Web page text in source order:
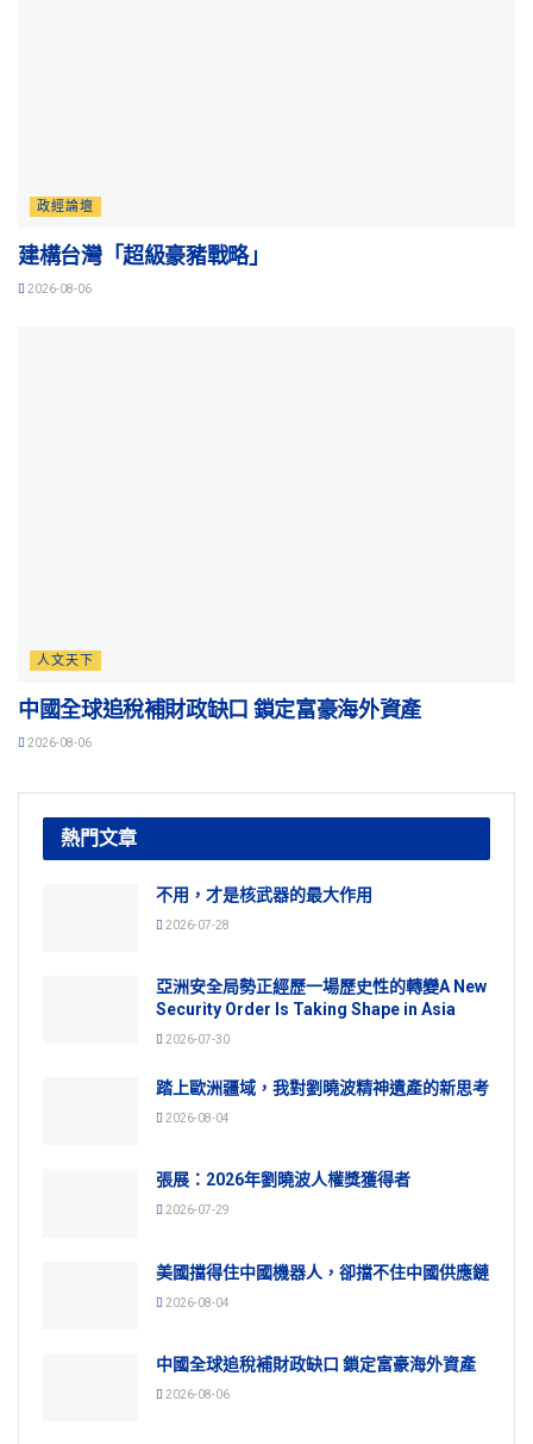
政經論壇
建構台灣「超級豪豬戰略」
2026-08-06
人文天下
中國全球追稅補財政缺口 鎖定富豪海外資產
2026-08-06
熱門文章
不用，才是核武器的最大作用
2026-07-28
亞洲安全局勢正經歷一場歷史性的轉變A New
Security Order Is Taking Shape in Asia
2026-07-30
踏上歐洲疆域，我對劉曉波精神遺產的新思考
2026-08-04
張展：2026年劉曉波人權獎獲得者
2026-07-29
美國擋得住中國機器人，卻擋不住中國供應鏈
2026-08-04
中國全球追稅補財政缺口 鎖定富豪海外資產
2026-08-06